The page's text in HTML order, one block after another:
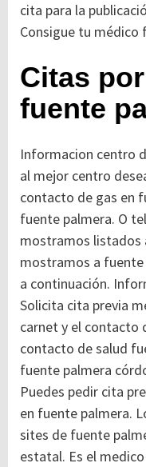
cita para la
Consigue tu médico
Citas
fuente
Informacion centro
al mejor centro
contacto de gas en
fuente palmera. O
mostramos listados
mostramos a fuente
a continuación.
Solicita cita previa
carnet y el contacto
contacto de salud
fuente palmera
Puedes pedir cita
en fuente palmera.
sites de fuente
estatal. Es el